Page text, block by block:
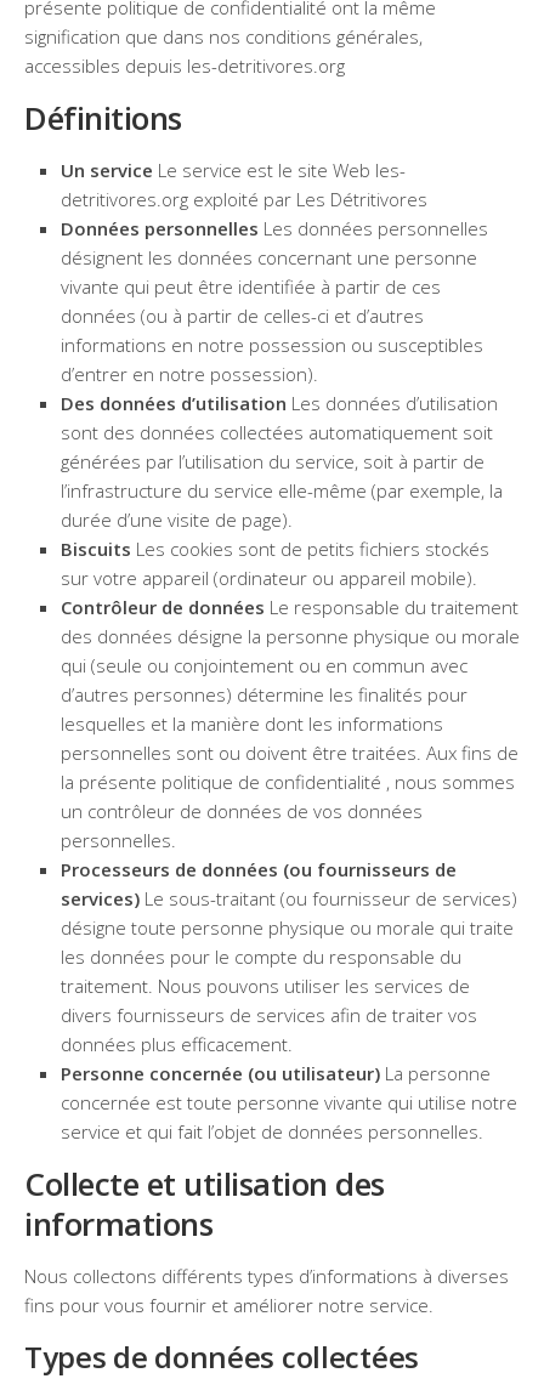
présente politique de confidentialité ont la même
signification que dans nos conditions générales,
accessibles depuis les-detritivores.org
Définitions
Un service Le service est le site Web les-
detritivores.org exploité par Les Détritivores
Données personnelles Les données personnelles
désignent les données concernant une personne
vivante qui peut être identifiée à partir de ces
données (ou à partir de celles-ci et d’autres
informations en notre possession ou susceptibles
d’entrer en notre possession).
Des données d’utilisation Les données d’utilisation
sont des données collectées automatiquement soit
générées par l’utilisation du service, soit à partir de
l’infrastructure du service elle-même (par exemple, la
durée d’une visite de page).
Biscuits Les cookies sont de petits fichiers stockés
sur votre appareil (ordinateur ou appareil mobile).
Contrôleur de données Le responsable du traitement
des données désigne la personne physique ou morale
qui (seule ou conjointement ou en commun avec
d’autres personnes) détermine les finalités pour
lesquelles et la manière dont les informations
personnelles sont ou doivent être traitées. Aux fins de
la présente politique de confidentialité , nous sommes
un contrôleur de données de vos données
personnelles.
Processeurs de données (ou fournisseurs de
services) Le sous-traitant (ou fournisseur de services)
désigne toute personne physique ou morale qui traite
les données pour le compte du responsable du
traitement. Nous pouvons utiliser les services de
divers fournisseurs de services afin de traiter vos
données plus efficacement.
Personne concernée (ou utilisateur) La personne
concernée est toute personne vivante qui utilise notre
service et qui fait l’objet de données personnelles.
Collecte et utilisation des
informations
Nous collectons différents types d’informations à diverses
fins pour vous fournir et améliorer notre service.
Types de données collectées